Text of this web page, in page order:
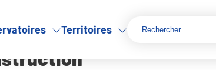
Territoires